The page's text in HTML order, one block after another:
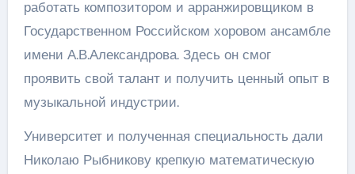
работать композитором и арранжировщиком в
Государственном Российском хоровом ансамбле
имени А.В.Александрова. Здесь он смог
проявить свой талант и получить ценный опыт в
музыкальной индустрии.
Университет и полученная специальность дали
Николаю Рыбникову крепкую математическую